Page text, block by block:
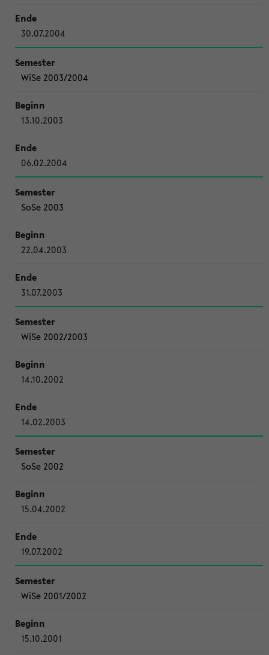
30.07.2004
WiSe 2003/2004
13.10.2003
06.02.2004
SoSe 2003
22.04.2003
31.07.2003
WiSe 2002/2003
14.10.2002
14.02.2003
SoSe 2002
15.04.2002
19.07.2002
WiSe 2001/2002
15.10.2001